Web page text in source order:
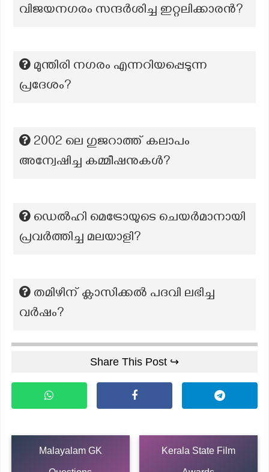
വിജയനഗരം സന്ദർശിച്ച ഇറ്റലിക്കാരൻ?
മുന്തിരി നഗരം എന്നറിയപ്പെടുന്ന
പ്രദേശം?
2002 ലെ ഗുജറാത്ത് കലാപം
അന്വേഷിച്ച കമ്മീഷനുകൾ?
ഡെൽഹി മെട്രോയുടെ ചെയർമാനായി
പ്രവർത്തിച്ച മലയാളി?
തമിഴിന് ക്ലാസിക്കല്‍ പദവി ലഭിച്ച
വര്‍ഷം?
Share This Post ↪
Malayalam GK Kerala State Film